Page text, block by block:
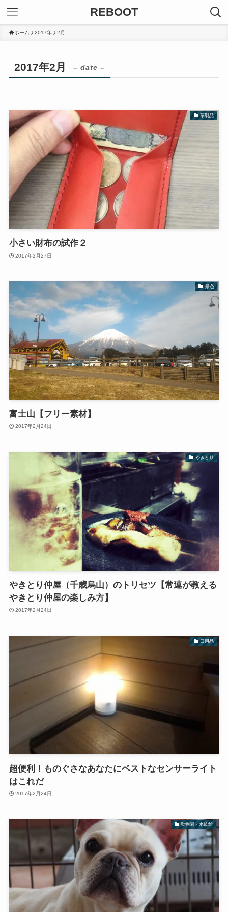
REBOOT
ホーム 2017年 2月
2017年2月 – date –
革製品
小さい財布の試作２
2017年2月27日
景色
富士山【フリー素材】
2017年2月24日
やきとり
やきとり仲屋（千歳烏山）のトリセツ【常連が教える
やきとり仲屋の楽しみ方】
2017年2月24日
日用品
超便利！ものぐさなあなたにベストなセンサーライト
はこれだ
2017年2月24日
動物園・水族館